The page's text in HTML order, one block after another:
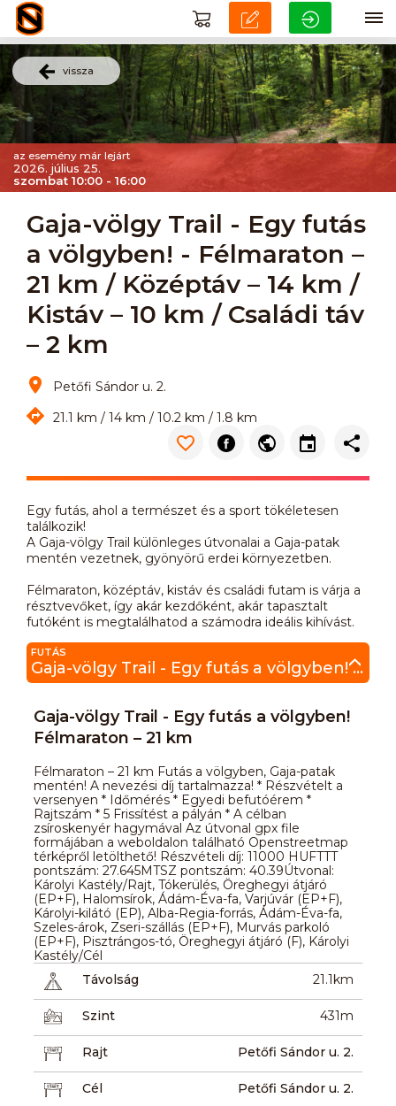
vissza
az esemény már lejárt
2026. július 25.
szombat 10:00 - 16:00
Gaja-völgy Trail - Egy futás
a völgyben! - Félmaraton –
21 km / Középtáv – 14 km /
Kistáv – 10 km / Családi táv
– 2 km
Petőfi Sándor u. 2.
21.1 km / 14 km / 10.2 km / 1.8 km
Egy futás, ahol a természet és a sport tökéletesen
találkozik!
A Gaja-völgy Trail különleges útvonalai a Gaja-patak
mentén vezetnek, gyönyörű erdei környezetben.
Félmaraton, középtáv, kistáv és családi futam is várja a
résztvevőket, így akár kezdőként, akár tapasztalt
futóként is megtalálhatod a számodra ideális kihívást.
FUTÁS
Gaja-völgy Trail - Egy futás a völgyben! Félmaraton – 21 km
Gaja-völgy Trail - Egy futás a völgyben!
Félmaraton – 21 km
Félmaraton – 21 km Futás a völgyben, Gaja-patak
mentén! A nevezési díj tartalmazza! * Részvételt a
versenyen * Időmérés * Egyedi befutóérem *
Rajtszám * 5 Frissítést a pályán * A célban
zsíroskenyér hagymával Az útvonal gpx file
formájában a weboldalon található Openstreetmap
térképről letölthető! Részvételi díj: 11000 HUFTTT
pontszám: 27.645MTSZ pontszám: 40.39Útvonal:
Károlyi Kastély/Rajt, Tókerülés, Öreghegyi átjáró
(EP+F), Halomsírok, Ádám-Éva-fa, Varjúvár (EP+F),
Károlyi-kilátó (EP), Alba-Regia-forrás, Ádám-Éva-fa,
Szeles-árok, Zseri-szállás (EP+F), Murvás parkoló
(EP+F), Pisztrángos-tó, Öreghegyi átjáró (F), Károlyi
Kastély/Cél
Távolság
21.1km
Szint 431m
Rajt Petőfi Sándor u. 2.
Cél Petőfi Sándor u. 2.